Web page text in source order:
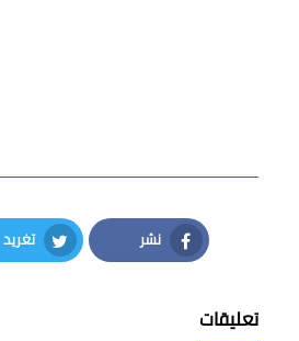
نشر
Facebook
تغريد
Twitter
تعليقات